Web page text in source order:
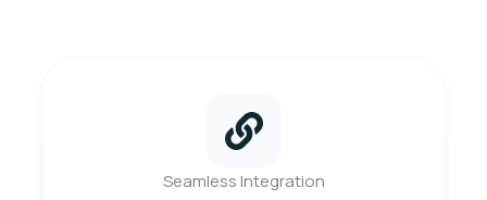
Seamless Integration